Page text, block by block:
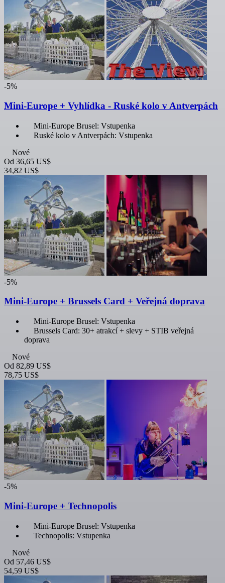
-5%
Mini-Europe + Vyhlídka - Ruské kolo v Antverpách
Mini-Europe Brusel: Vstupenka
Ruské kolo v Antverpách: Vstupenka
Nové
Od 36,65 US$
34,82 US$
-5%
Mini-Europe + Brussels Card + Veřejná doprava
Mini-Europe Brusel: Vstupenka
Brussels Card: 30+ atrakcí + slevy + STIB veřejná
doprava
Nové
Od 82,89 US$
78,75 US$
-5%
Mini-Europe + Technopolis
Mini-Europe Brusel: Vstupenka
Technopolis: Vstupenka
Nové
Od 57,46 US$
54,59 US$